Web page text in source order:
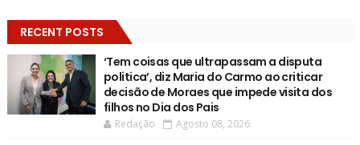
RECENT POSTS
‘Tem coisas que ultrapassam a disputa
politica’, diz Maria do Carmo ao criticar
decisão de Moraes que impede visita dos
filhos no Dia dos Pais
Redação Agosto 08, 2026